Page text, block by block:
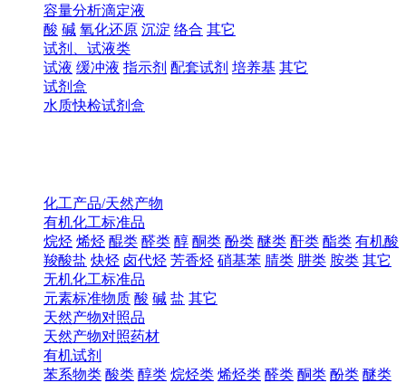
容量分析滴定液
酸 碱 氧化还原 沉淀 络合 其它
试剂、试液类
试液 缓冲液 指示剂 配套试剂 培养基 其它
试剂盒
水质快检试剂盒
化工产品/天然产物
有机化工标准品
烷烃 烯烃 醌类 醛类 醇 酮类 酚类 醚类 酐类 酯类 有机酸
羧酸盐 炔烃 卤代烃 芳香烃 硝基苯 腈类 肼类 胺类 其它
无机化工标准品
元素标准物质 酸 碱 盐 其它
天然产物对照品
天然产物对照药材
有机试剂
苯系物类 酸类 醇类 烷烃类 烯烃类 醛类 酮类 酚类 醚类